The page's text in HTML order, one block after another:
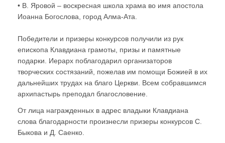
• В. Яровой – воскресная школа храма во имя апостола
Иоанна Богослова, город Алма-Ата.
Победители и призеры конкурсов получили из рук
епископа Клавдиана грамоты, призы и памятные
подарки. Иерарх поблагодарил организаторов
творческих состязаний, пожелав им помощи Божией в их
дальнейших трудах на благо Церкви. Всем собравшимся
архипастырь преподал благословение.
От лица награжденных в адрес владыки Клавдиана
слова благодарности произнесли призеры конкурсов С.
Быкова и Д. Саенко.